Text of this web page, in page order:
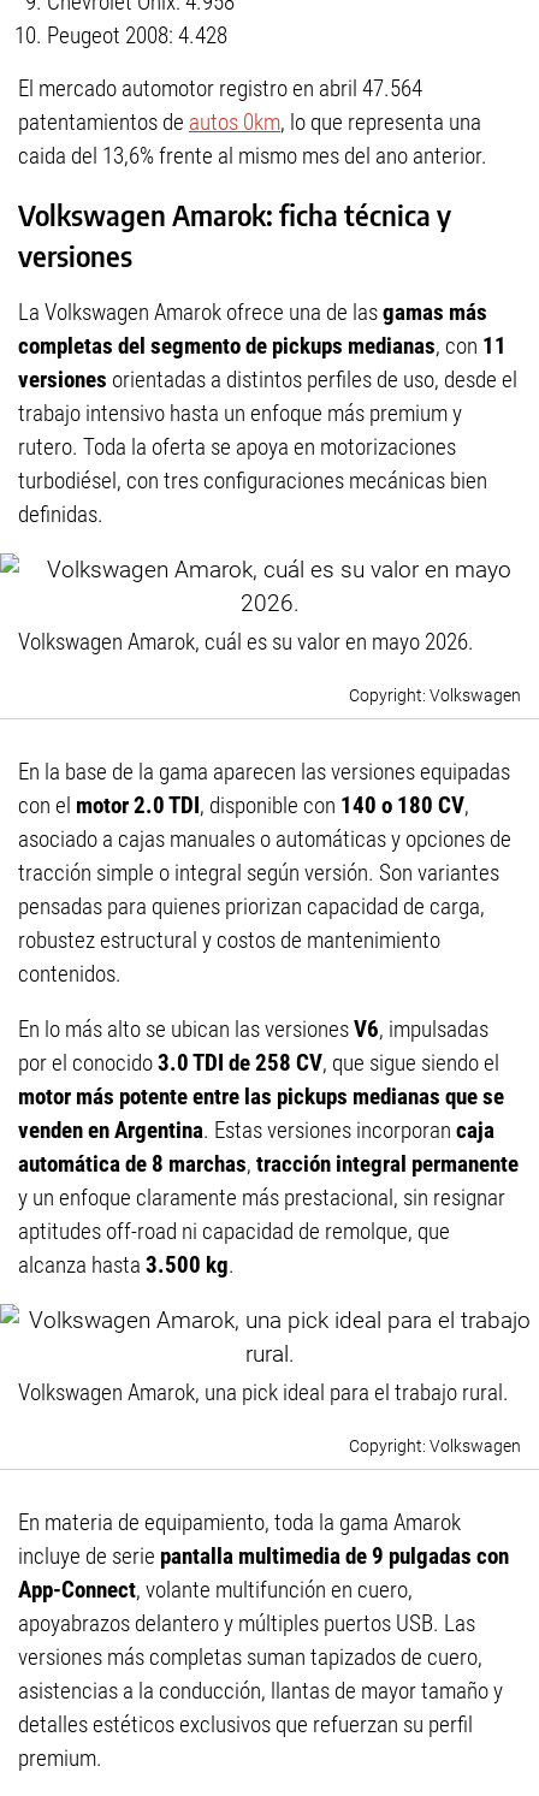
Peugeot 2008: 4.428
El mercado automotor registro en abril 47.564
patentamientos de autos 0km, lo que representa una
caida del 13,6% frente al mismo mes del ano anterior.
Volkswagen Amarok: ficha técnica y
versiones
La Volkswagen Amarok ofrece una de lasgamas más
completas del segmento de pickups medianas, con 11
versiones orientadas a distintos perfiles de uso, desde el
trabajo intensivo hasta un enfoque más premium y
rutero. Toda la oferta se apoya en motorizaciones
turbodiésel, con tres configuraciones mecánicas bien
definidas.
Volkswagen Amarok, cuál es su valor en mayo 2026.
Volkswagen
En la base de la gama aparecen las versiones equipadas
con el motor 2.0 TDI, disponible con 140 o 180 CV,
asociado a cajas manuales o automáticas y opciones de
tracción simple o integral según versión. Son variantes
pensadas para quienes priorizan capacidad de carga,
robustez estructural y costos de mantenimiento
contenidos.
En lo más alto se ubican las versionesV6, impulsadas
por el conocido3.0 TDI de 258 CV, que sigue siendo el
motor más potente entre las pickups medianas que se
venden en Argentina. Estas versiones incorporan caja
automática de 8 marchas, tracción integral permanente
y un enfoque claramente más prestacional, sin resignar
aptitudes off-road ni capacidad de remolque, que
alcanza hasta 3.500 kg.
Volkswagen Amarok, una pick ideal para el trabajo rural.
Volkswagen
En materia de equipamiento, toda la gama Amarok
incluye de serie pantalla multimedia de 9 pulgadas con
App-Connect, volante multifunción en cuero,
apoyabrazos delantero y múltiples puertos USB. Las
versiones más completas suman tapizados de cuero,
asistencias a la conducción, llantas de mayor tamaño y
detalles estéticos exclusivos que refuerzan su perfil
premium.